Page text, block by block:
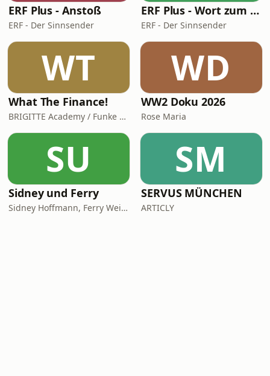
ERF Plus - Anstoß
ERF - Der Sinnsender
ERF Plus - Wort zum Tag
ERF - Der Sinnsender
WT
What The Finance!
BRIGITTE Academy / Funke Woman, People & Family GmbH
WD
WW2 Doku 2026
Rose Maria
SU
Sidney und Ferry
Sidney Hoffmann, Ferry Weiss
SM
SERVUS MÜNCHEN
ARTICLY